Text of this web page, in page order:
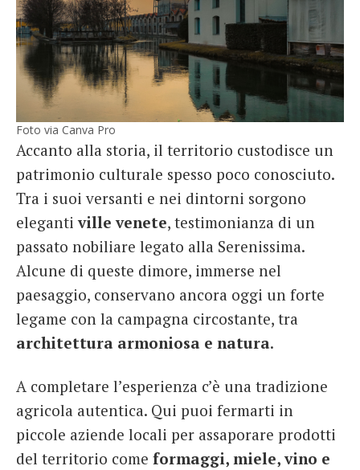
Foto via Canva Pro
Accanto alla storia, il territorio custodisce un
patrimonio culturale spesso poco conosciuto.
Tra i suoi versanti e nei dintorni sorgono
elegantiville venete, testimonianza di un
passato nobiliare legato alla Serenissima.
Alcune di queste dimore, immerse nel
paesaggio, conservano ancora oggi un forte
legame con la campagna circostante, tra
architettura armoniosa e natura.
A completare l’esperienza c’è una tradizione
agricola autentica. Qui puoi fermarti in
piccole aziende locali per assaporare prodotti
del territorio come formaggi, miele, vino e